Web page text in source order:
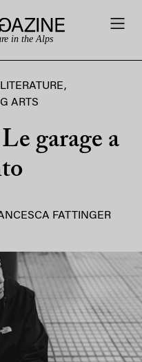
in the Alps
LITERATURE,
ARTS
garage a
FATTINGER